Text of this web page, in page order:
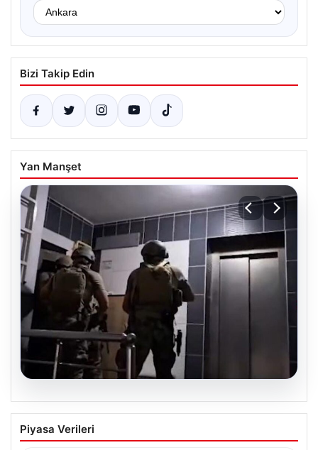
Bizi Takip Edin
Yan Manşet
İntihar Mektubuyla Ortaya Çıkan
Tefecilik Şebekesi Çökertildi: Milyarlık
Piyasa Verileri